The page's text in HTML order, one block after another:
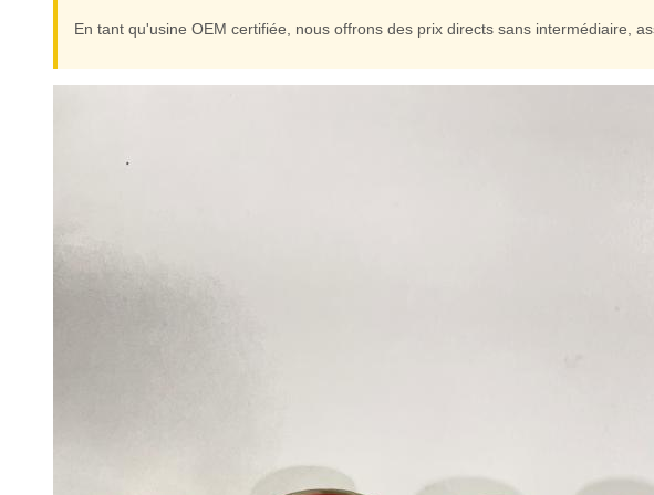
En tant qu'usine OEM certifiée, nous offrons des prix directs sans intermédiaire,